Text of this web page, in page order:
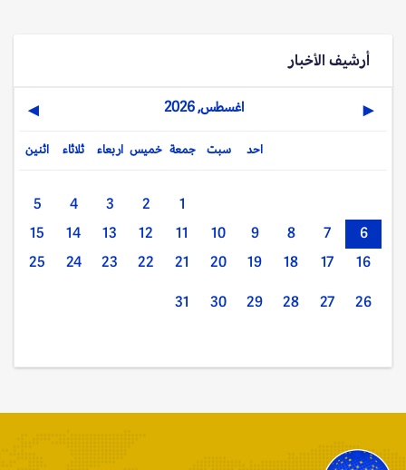
أرشيف الأخبار
◀ اغسطس, 2026 ▶
اثنين ثلاثاء اربعاء خميس جمعة سبت احد
1
2
3
4
5
6
7
8
9
10
11
12
13
14
15
16
17
18
19
20
21
22
23
24
25
26
27
28
29
30
31